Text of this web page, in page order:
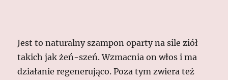
Jest to naturalny szampon oparty na sile ziół
takich jak żeń-szeń. Wzmacnia on włos i ma
działanie regenerująco. Poza tym zwiera też